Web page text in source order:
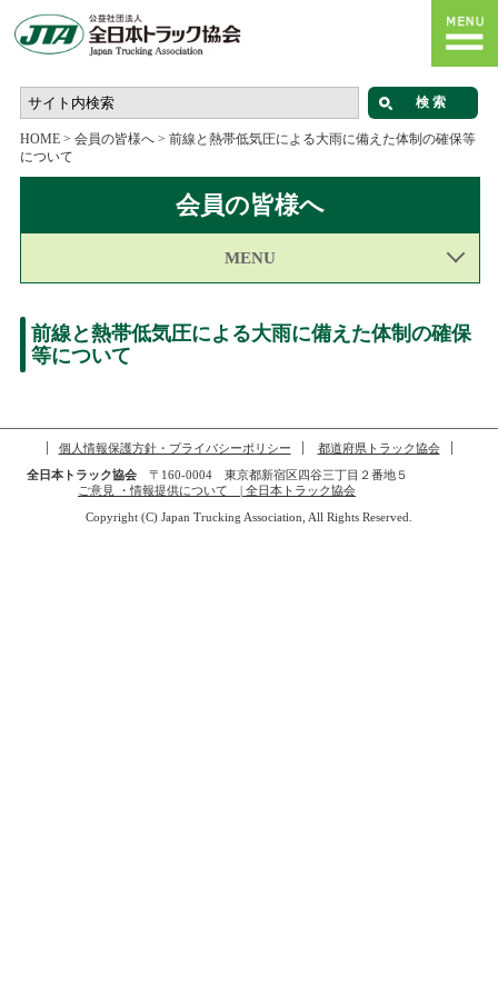
HOME> 会員の皆様へ> 前線と熱帯低気圧による大雨に備えた体制の確保等
について
会員の皆様へ
MENU
前線と熱帯低気圧による大雨に備えた体制の確保
等について
個人情報保護方針・プライバシーポリシー
都道府県トラック協会
全日本トラック協会〒160-0004 東京都新宿区四谷三丁目２番地５
ご意見 ・情報提供について | 全日本トラック協会
Copyright (C) Japan Trucking Association, All Rights Reserved.